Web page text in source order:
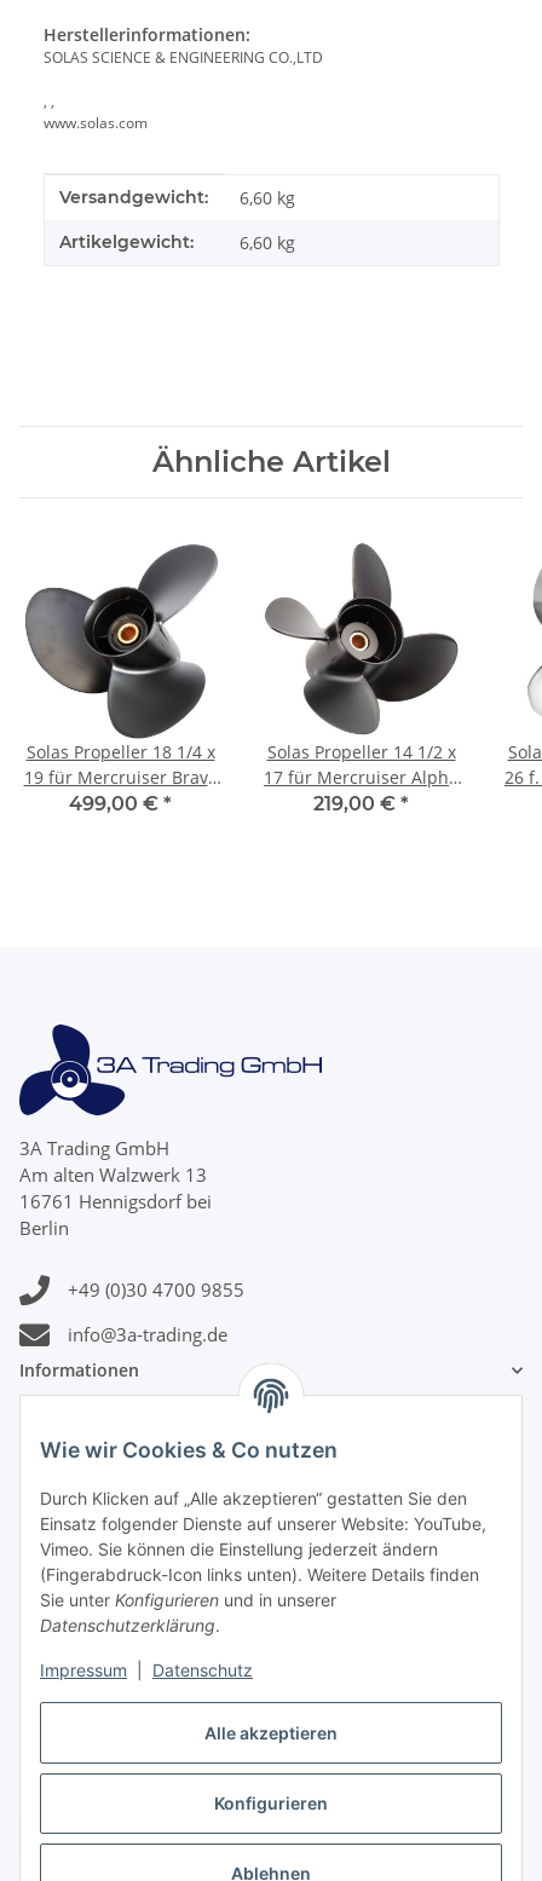
Alle akzeptieren
Konfigurieren
Ablehnen
Wie wir Cookies & Co nutzen
Durch Klicken auf „Alle akzeptieren“ gestatten Sie den
Einsatz folgender Dienste auf unserer Website: YouTube,
Vimeo. Sie können die Einstellung jederzeit ändern
(Fingerabdruck-Icon links unten). Weitere Details finden
Sie unter Konfigurieren und in unserer
Datenschutzerklärung.
Impressum Datenschutz
Herstellerinformationen:
SOLAS SCIENCE & ENGINEERING CO.,LTD
, ,
www.solas.com
Produkteigenschaft
Wert
Versandgewicht: 6,60 kg
Artikelgewicht: 6,60 kg
Ähnliche Artikel
Solas Propeller 18 1/4 x
19 für Mercruiser Bravo
2 Two II 19 Zähnen
499,00 € *
Solas Propeller 14 1/2 x
17 für Mercruiser Alpha
One & Bravo 1 4 Blatt 15
219,00 € *
26
3A Trading GmbH
Am alten Walzwerk 13
16761 Hennigsdorf bei
Berlin
+49 (0)30 4700 9855
info@3a-trading.de
Informationen
Gesetzliche Informationen
Zahlungsinformationen
Versandinformationen
Vertrag widerrufen
* Alle Preise inkl. gesetzlicher USt., zzgl.Versand